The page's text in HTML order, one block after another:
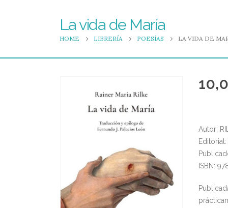
La vida de María
HOME LIBRERÍA POESÍAS LA VIDA DE
Autor:
Editorial:
ISBN: